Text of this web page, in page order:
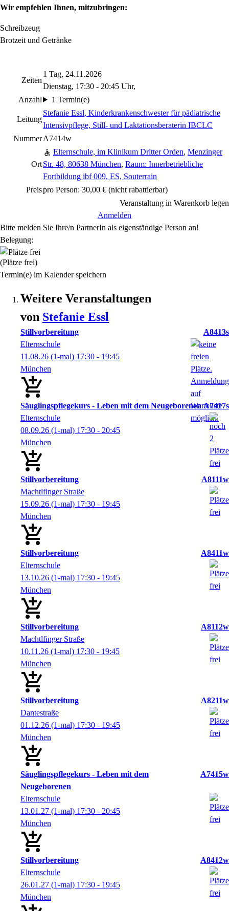
Wir empfehlen Ihnen, mitzubringen:
Schreibzeug
Brotzeit und Getränke
Zeiten
1 Tag, 24.11.2026
Dienstag, 17:30 - 20:45 Uhr,
Anzahl
1 Termin(e)
Leitung
Stefanie Essl, Kinderkrankenschwester für pädiatrische
Intensivpflege, Still- und Laktationsberaterin IBCLC
NummerA7414w
Ort
Elternschule, im Klinikum Dritter Orden, Menzinger
Str. 48, 80638 München, Raum: Innerbetriebliche
Fortbildung ibf 009, ES, Souterrain
Preispro Person: 30,00 € (nicht rabattierbar)
Veranstaltung in Warenkorb legen
Anmelden
Bitte melden Sie Ihre/n PartnerIn als eigenständige Person an!
Belegung:
(Plätze frei)
Termin(e) im Kalender speichern
Weitere Veranstaltungen
von Stefanie Essl
Stillvorbereitung
A8413s
Elternschule
11.08.26 (1-mal) 17:30 - 19:45
München
Säuglingspflegekurs - Leben mit dem Neugeborenen A7417s
Elternschule
08.09.26 (1-mal) 17:30 - 20:45
München
Stillvorbereitung
A8111w
Machtlfinger Straße
15.09.26 (1-mal) 17:30 - 19:45
München
Stillvorbereitung
A8411w
Elternschule
13.10.26 (1-mal) 17:30 - 19:45
München
Stillvorbereitung
A8112w
Machtlfinger Straße
10.11.26 (1-mal) 17:30 - 19:45
München
Stillvorbereitung
A8211w
Dantestraße
01.12.26 (1-mal) 17:30 - 19:45
München
Säuglingspflegekurs - Leben mit dem
Neugeborenen
A7415w
Elternschule
13.01.27 (1-mal) 17:30 - 20:45
München
Stillvorbereitung
A8412w
Elternschule
26.01.27 (1-mal) 17:30 - 19:45
München